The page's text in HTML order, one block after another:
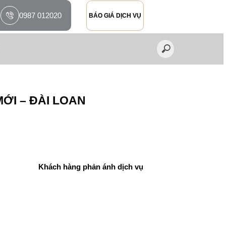
0987 012020 BÁO GIÁ DỊCH VỤ
– ĐÀI LOAN
Khách hàng phản ánh dịch vụ